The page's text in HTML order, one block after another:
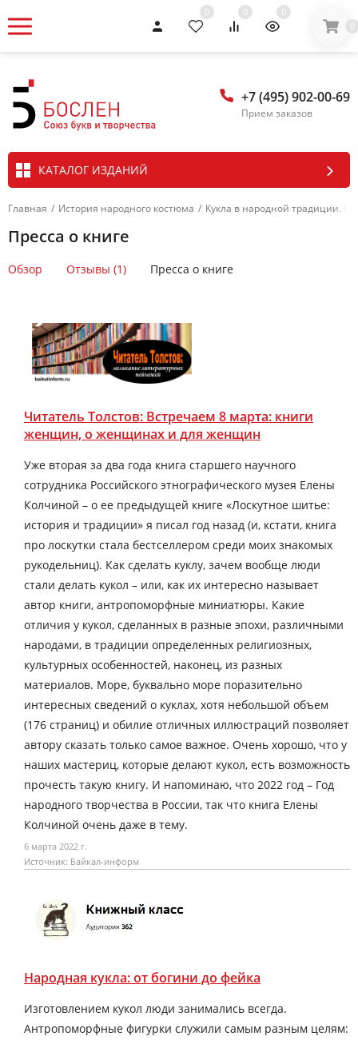
0 0
0
0
+7 (495) 902-00-69
Прием заказов
КАТАЛОГ ИЗДАНИЙ
Главная / История народного костюма / Кукла в народной традиции.
Пресса о книге
Обзор Отзывы (1) Пресса о книге
Читатель Толстов: Встречаем 8 марта: книги
женщин, о женщинах и для женщин
Уже вторая за два года книга старшего научного
сотрудника Российского этнографического музея Елены
Колчиной – о ее предыдущей книге «Лоскутное шитье:
история и традиции» я писал год назад (и, кстати, книга
про лоскутки стала бестселлером среди моих знакомых
рукодельниц). Как сделать куклу, зачем вообще люди
стали делать кукол – или, как их интересно называет
автор книги, антропоморфные миниатюры. Какие
отличия у кукол, сделанных в разные эпохи, различными
народами, в традиции определенных религиозных,
культурных особенностей, наконец, из разных
материалов. Море, буквально море поразительно
интересных сведений о куклах, хотя небольшой объем
(176 страниц) и обилие отличных иллюстраций позволяет
автору сказать только самое важное. Очень хорошо, что у
наших мастериц, которые делают кукол, есть возможность
прочесть такую книгу. И напоминаю, что 2022 год – Год
народного творчества в России, так что книга Елены
Колчиной очень даже в тему.
6 марта 2022 г.
Источник: Байкал-информ
Народная кукла: от богини до фейка
Изготовлением кукол люди занимались всегда.
Антропоморфные фигурки служили самым разным целям: